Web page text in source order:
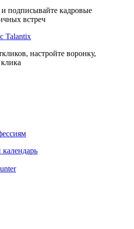
подписывайте кадровые
встреч
Talantix
настройте воронку,